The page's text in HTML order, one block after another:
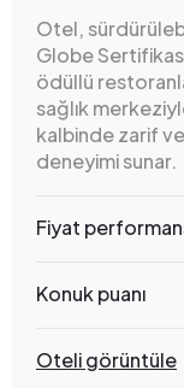
Otel,
Globe
ödüllü
sağlık
kalbinde zarif
deneyimi sunar.
Fiyat
Konuk puanı
Oteli görüntüle